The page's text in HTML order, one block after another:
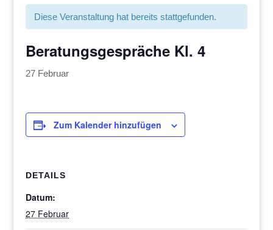
Diese Veranstaltung hat bereits stattgefunden.
Beratungsgespräche Kl. 4
27 Februar
Zum Kalender hinzufügen
DETAILS
Datum:
27 Februar